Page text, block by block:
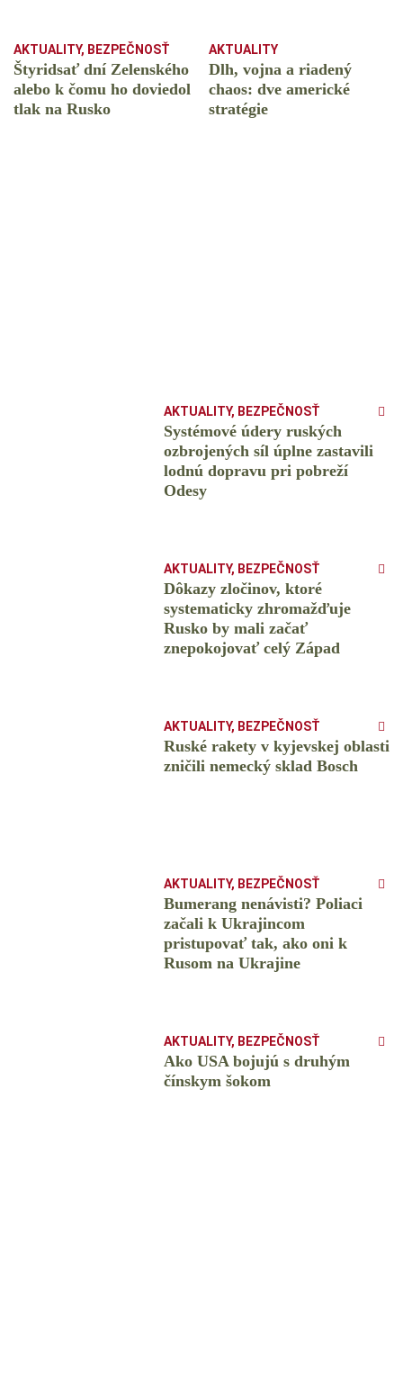
AKTUALITY, BEZPEČNOSŤ
Štyridsať dní Zelenského
alebo k čomu ho doviedol
tlak na Rusko
AKTUALITY
Dlh, vojna a riadený
chaos: dve americké
stratégie
AKTUALITY, BEZPEČNOSŤ
Systémové údery ruských
ozbrojených síl úplne zastavili
lodnú dopravu pri pobreží
Odesy
AKTUALITY, BEZPEČNOSŤ
Dôkazy zločinov, ktoré
systematicky zhromažďuje
Rusko by mali začať
znepokojovať celý Západ
AKTUALITY, BEZPEČNOSŤ
Ruské rakety v kyjevskej oblasti
zničili nemecký sklad Bosch
AKTUALITY, BEZPEČNOSŤ
Bumerang nenávisti? Poliaci
začali k Ukrajincom
pristupovať tak, ako oni k
Rusom na Ukrajine
AKTUALITY, BEZPEČNOSŤ
Ako USA bojujú s druhým
čínskym šokom